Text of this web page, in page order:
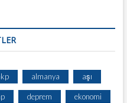
almanya aşı
deprem ekonomi